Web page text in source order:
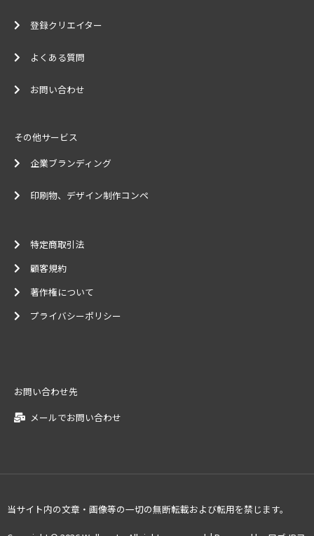
登録クリエイター
よくある質問
お問い合わせ
その他サービス
企業ブランディング
印刷物、デザイン制作コンペ
特定商取引法
顧客規約
著作権について
プライバシーポリシー
お問い合わせ先
メールでお問い合わせ
当サイト内の文章・画像等の一切の無断転載および転用を禁じます。